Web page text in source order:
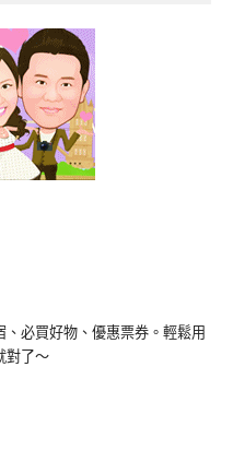
必買好物、優惠票券。輕鬆用
對了～